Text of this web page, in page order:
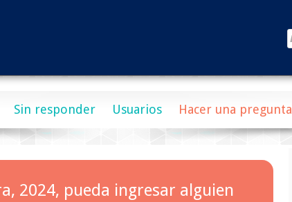
Sin responder Usuarios Hacer una pregunta
2024, pueda ingresar alguien